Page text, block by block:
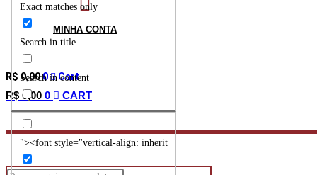
Exact matches only
Search in title
Search in content
"><font style="vertical-align: inherit
MINHA CONTA
R$ 0,000 Cart
R$ 0,00 0 CART